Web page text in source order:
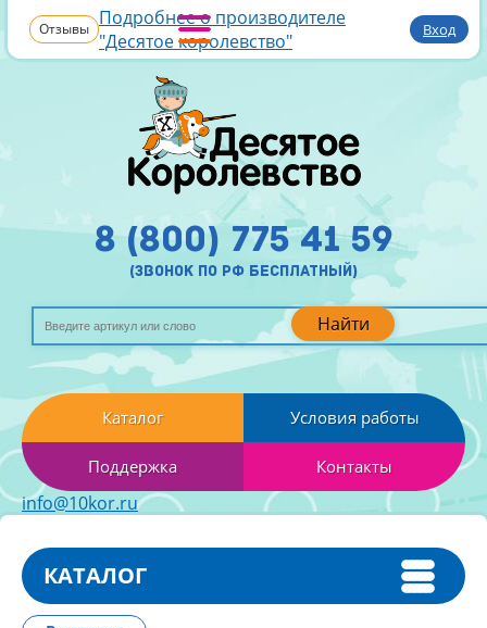
Отзывы Подробнее о производителе
"Десятое королевство"
Вход
Найти
8 (800) 775 41 59
(звонок по рф бесплатный)
Каталог Условия работы
Поддержка Контакты
info@10kor.ru
КАТАЛОГ